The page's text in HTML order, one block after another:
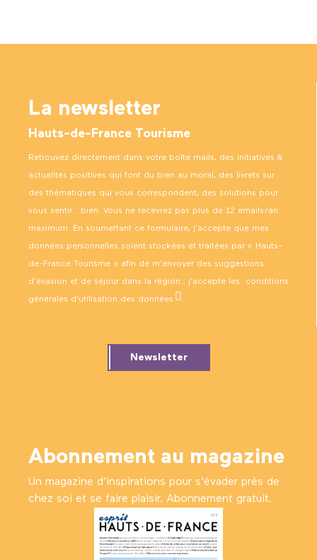
La newsletter
Hauts-de-France Tourisme
Retrouvez directement dans votre boîte mails, des initiatives &
actualités positives qui font du bien au moral, des livrets sur
des thématiques qui vous correspondent, des solutions pour
vous sentir… bien. Vous ne recevrez pas plus de 12 emails/an
maximum. En soumettant ce formulaire, j’accepte que mes
données personnelles soient stockées et traitées par « Hauts-
de-France Tourisme » afin de m’envoyer des suggestions
d’évasion et de séjour dans la région ; j’accepte les conditions
générales d’utilisation des données .
Newsletter
Abonnement au magazine
Un magazine d’inspirations pour s'évader près de
chez soi et se faire plaisir. Abonnement gratuit.